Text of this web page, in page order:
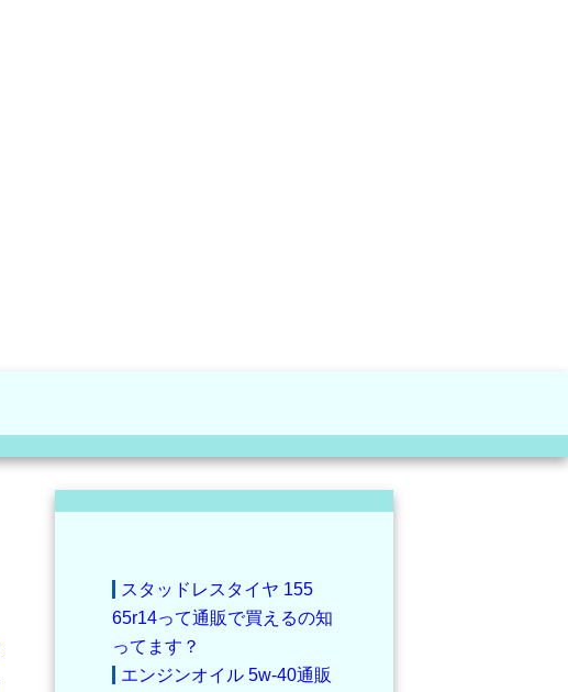
スタッドレスタイヤ 155
65r14って通販で買えるの知
ってます？
エンジンオイル 5w-40通販